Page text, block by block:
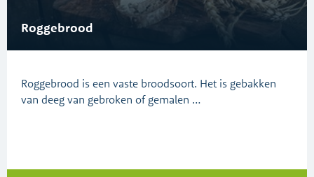
Roggebrood
Roggebrood is een vaste broodsoort. Het is gebakken
van deeg van gebroken of gemalen …